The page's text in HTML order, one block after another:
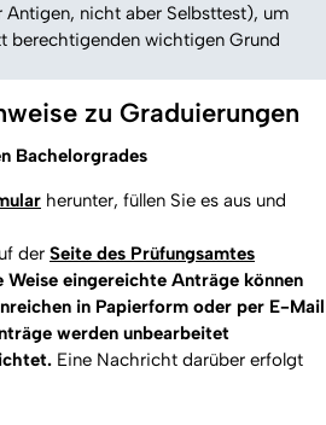
Antigen, nicht aber Selbsttest), um
berechtigenden wichtigen Grund
zu Graduierungen
Bachelorgrades
herunter, füllen Sie es aus und
der Seite des Prüfungsamtes
Weise eingereichte Anträge können
in Papierform oder per E-Mail
werden unbearbeitet
Eine Nachricht darüber erfolgt